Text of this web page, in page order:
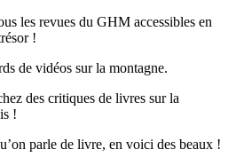
les revues du GHM accessibles en
!
de vidéos sur la montagne.
des critiques de livres sur la
!
parle de livre, en voici des beaux !